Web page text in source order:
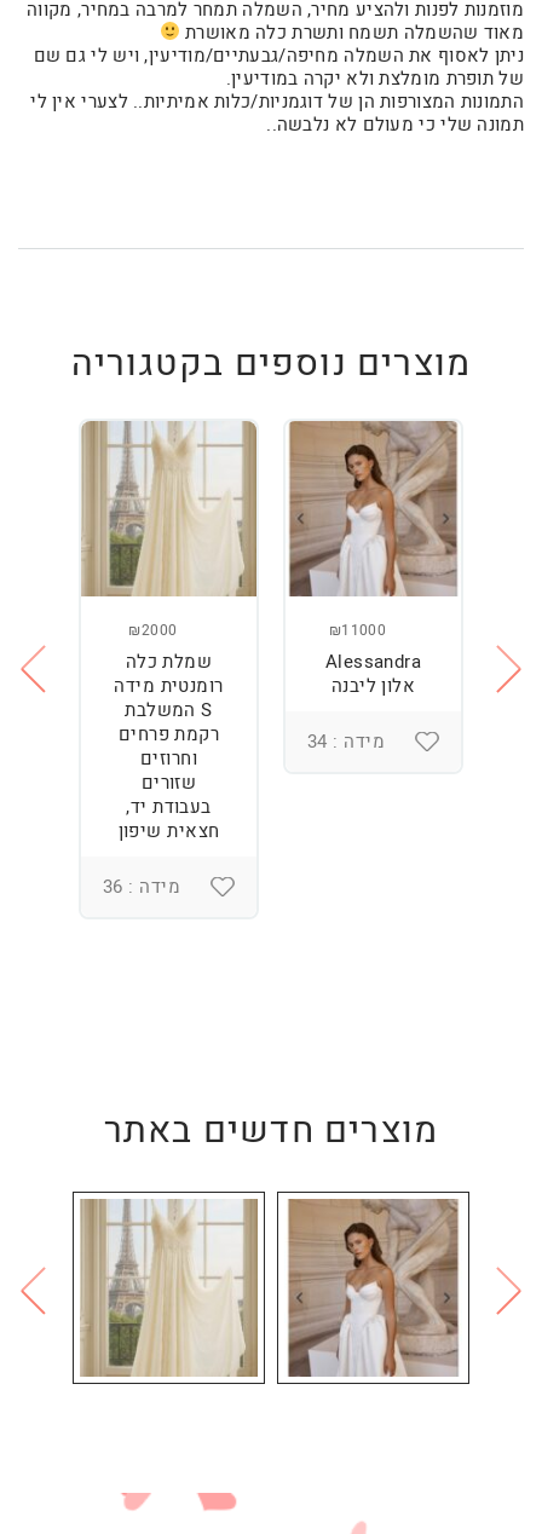
מוזמנות לפנות ולהציע מחיר, השמלה תמחר למרבה במחיר, מקווה
מאוד שהשמלה תשמח ותשרת כלה מאושרת
ניתן לאסוף את השמלה מחיפה/גבעתיים/מודיעין, ויש לי גם שם
של תופרת מומלצת ולא יקרה במודיעין.
התמונות המצורפות הן של דוגמניות/כלות אמיתיות.. לצערי אין לי
תמונה שלי כי מעולם לא נלבשה..
מוצרים נוספים בקטגוריה
₪11000
Alessandra
אלון ליבנה
מידה : 34
₪2000
שמלת כלה
רומנטית מידה
S המשלבת
רקמת פרחים
וחרוזים
שזורים
בעבודת יד,
חצאית שיפון
מידה : 36
מוצרים חדשים באתר